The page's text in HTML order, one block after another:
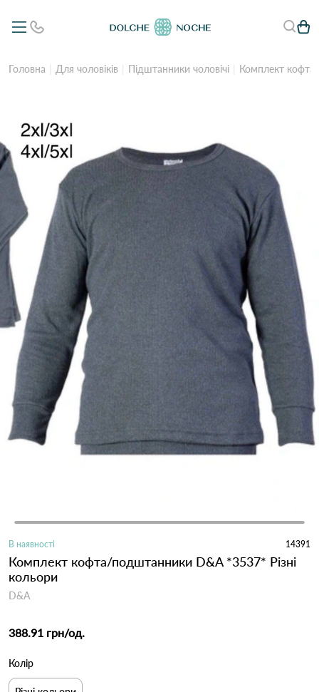
Головна Для чоловіків Підштанники чоловічі Комплект
В наявності 14391
Комплект кофта/подштанники D&A *3537* Різні
кольори
D&A
388.91 грн/од.
Колір